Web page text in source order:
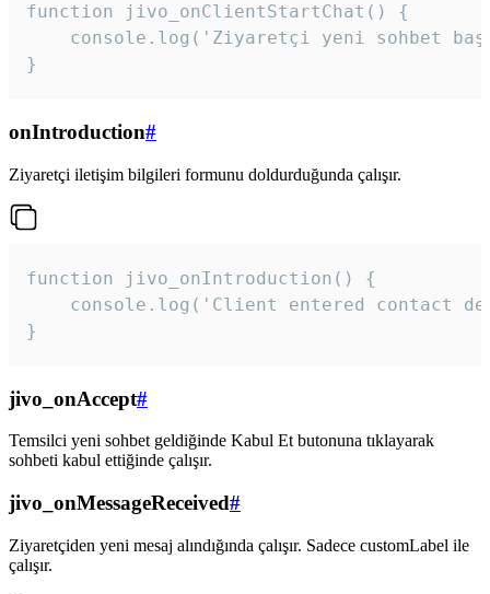
function jivo_onClientStartChat() {
console.log('Ziyaretçi yeni sohbet
}
onIntroduction#
Ziyaretçi iletişim bilgileri formunu doldurduğunda çalışır.
function jivo_onIntroduction() {
console.log('Client entered contact
}
jivo_onAccept#
Temsilci yeni sohbet geldiğinde Kabul Et butonuna tıklayarak
sohbeti kabul ettiğinde çalışır.
jivo_onMessageReceived#
Ziyaretçiden yeni mesaj alındığında çalışır. Sadece customLabel ile
çalışır.